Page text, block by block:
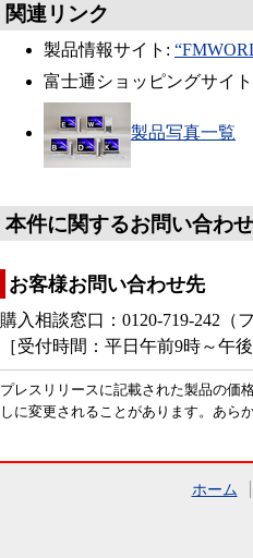
関連リンク
製品情報サイト:
富士通ショッピングサイ
製品写真一覧
本件に関するお問い合わせ
お客様お問い合わせ先
購入相談窓口：0120-719-242（
［受付時間：平日午前9時～午
プレスリリースに記載された製品の価
しに変更されることがあります。あら
ホーム